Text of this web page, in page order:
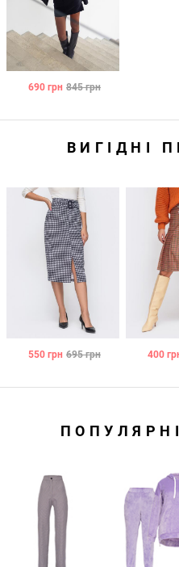
690 грн 845 грн
ВИГІДНІ
550 грн 695 грн 400